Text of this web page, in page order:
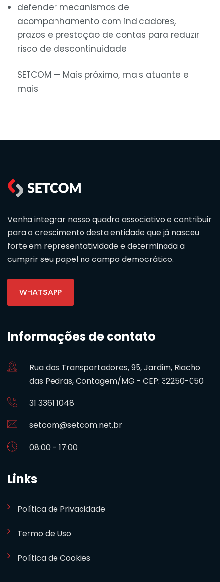
defender mecanismos de
acompanhamento com indicadores,
prazos e prestação de contas para reduzir
risco de descontinuidade
SETCOM — Mais próximo, mais atuante e
mais
Venha integrar nosso quadro associativo e contribuir
para o crescimento desta entidade que já nasceu
forte em representatividade e determinada a
cumprir seu papel no campo democrático.
WHATSAPP
Informações de contato
Rua dos Transportadores, 95, Jardim, Riacho
das Pedras, Contagem/MG - CEP: 32250-050
31 3361 1048
setcom@setcom.net.br
08:00 - 17:00
Links
Política de Privacidade
Termo de Uso
Política de Cookies